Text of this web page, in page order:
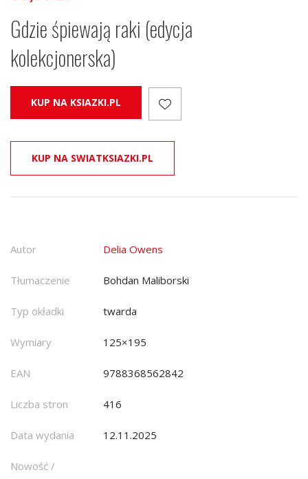
Gdzie śpiewają raki (edycja
kolekcjonerska)
KUP NA KSIAZKI.PL
KUP NA SWIATKSIAZKI.PL
Autor Delia Owens
Tłumaczenie Bohdan Maliborski
Typ okładki twarda
Wymiary 125×195
EAN 9788368562842
Liczba stron 416
Data wydania 12.11.2025
Nowość /